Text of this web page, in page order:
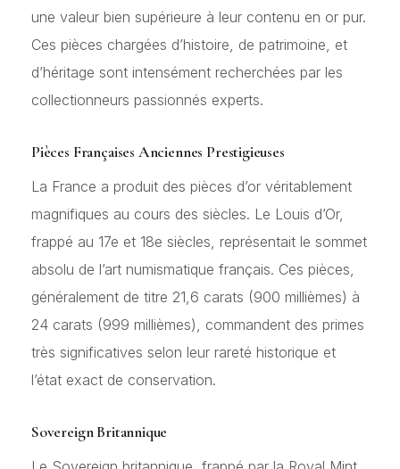
une valeur bien supérieure à leur contenu en or pur.
Ces pièces chargées d’histoire, de patrimoine, et
d’héritage sont intensément recherchées par les
collectionneurs passionnés experts.
Pièces Françaises Anciennes Prestigieuses
La France a produit des pièces d’or véritablement
magnifiques au cours des siècles. Le Louis d’Or,
frappé au 17e et 18e siècles, représentait le sommet
absolu de l’art numismatique français. Ces pièces,
généralement de titre 21,6 carats (900 millièmes) à
24 carats (999 millièmes), commandent des primes
très significatives selon leur rareté historique et
l’état exact de conservation.
Sovereign Britannique